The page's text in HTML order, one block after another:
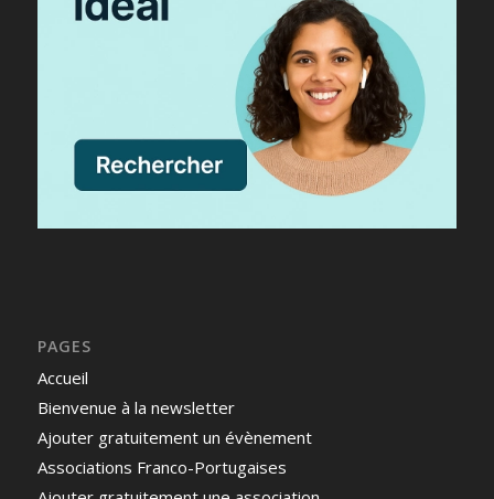
PAGES
Accueil
Bienvenue à la newsletter
Ajouter gratuitement un évènement
Associations Franco-Portugaises